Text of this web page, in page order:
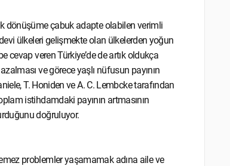
dönüşüme çabuk adapte olabilen verimli
ülkeleri gelişmekte olan ülkelerden yoğun
cevap veren Türkiye’de de artık oldukça
ve görece yaşlı nüfusun payının
T. Honiden ve A. C. Lembcke tarafından
istihdamdaki payının artmasının
doğruluyor.
problemler yaşamamak adına aile ve